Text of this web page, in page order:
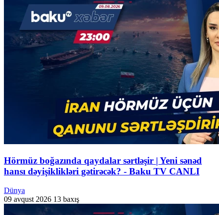
Hörmüz boğazında qaydalar sərtləşir | Yeni sənəd
hansı dəyişiklikləri gətirəcək? - Baku TV CANLI
Dünya
09 avqust 2026 13 baxış